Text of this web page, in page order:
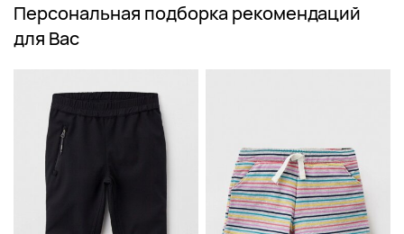
Персональная подборка рекомендаций
для Вас